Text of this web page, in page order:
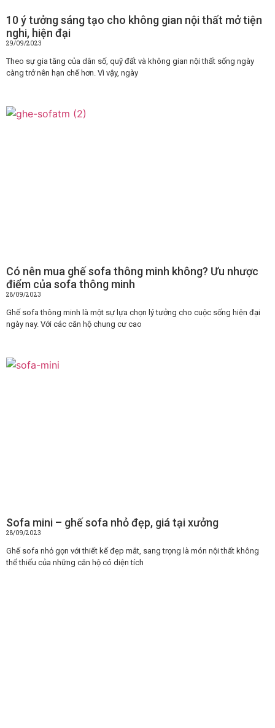
10 ý tưởng sáng tạo cho không gian nội thất mở tiện
nghi, hiện đại
29/09/2023
Theo sự gia tăng của dân số, quỹ đất và không gian nội thất sống ngày
càng trở nên hạn chế hơn. Vì vậy, ngày
Có nên mua ghế sofa thông minh không? Ưu nhược
điểm của sofa thông minh
28/09/2023
Ghế sofa thông minh là một sự lựa chọn lý tưởng cho cuộc sống hiện đại
ngày nay. Với các căn hộ chung cư cao
Sofa mini – ghế sofa nhỏ đẹp, giá tại xưởng
28/09/2023
Ghế sofa nhỏ gọn với thiết kế đẹp mắt, sang trọng là món nội thất không
thể thiếu của những căn hộ có diện tích